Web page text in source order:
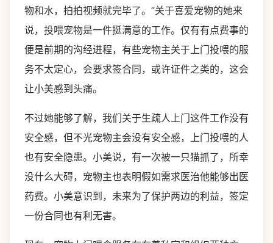
物和水，拍拍视频就完毕了。”关于喜爱宠物的她来
说，投喂宠物是一件挺满意的工作。仅有有点费事的
便是前期的沟经进程，有些宠物主关于上门投喂的服
务不太定心，会要求签合同，或许证件之类的，这会
让小美感到头痛。
不过她能够了解，我们关于生疏人上门这件工作没有
安全感，但不光宠物主会没有安全感，上门投喂的人
也有安全隐患。小美说，有一次被一只猫抓了，所幸
没什么大碍，宠物主也表明假如需求医治他能够出医
药费。小美意识到，未来为了保护两边的利益，签定
一份合同也有利无害。